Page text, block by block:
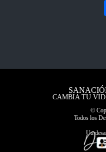
CAMBIA TU
©
Todos los
Un